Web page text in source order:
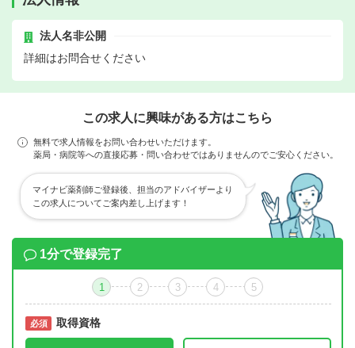
法人名非公開
詳細はお問合せください
この求人に興味がある方はこちら
無料で求人情報をお問い合わせいただけます。
薬局・病院等への直接応募・問い合わせではありませんのでご安心ください。
マイナビ薬剤師ご登録後、担当のアドバイザーより
この求人についてご案内差し上げます！
1分で登録完了
1 2 3 4 5
必須 取得資格